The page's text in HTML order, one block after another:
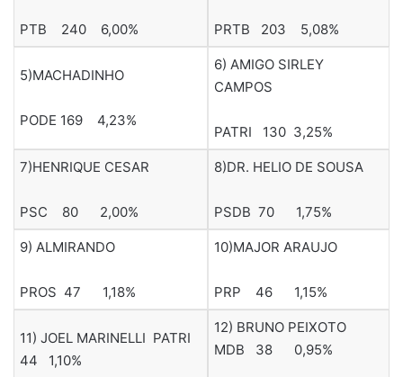
PTB 240 6,00% PRTB 203 5,08%
5)MACHADINHO
PODE 169 4,23%
6) AMIGO SIRLEY
CAMPOS
PATRI 130 3,25%
7)HENRIQUE CESAR
PSC 80 2,00%
8)DR. HELIO DE SOUSA
PSDB 70 1,75%
9) ALMIRANDO
PROS 47 1,18%
10)MAJOR ARAUJO
PRP 46 1,15%
11) JOEL MARINELLI PATRI
44 1,10%
12) BRUNO PEIXOTO
MDB 38 0,95%